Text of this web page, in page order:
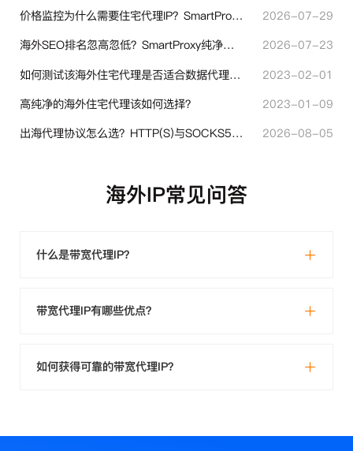
价格监控为什么需要住宅代理IP？SmartProxy助力跨境商家实现全球竞品数据采集
2026-07-29
海外SEO排名忽高忽低？SmartProxy纯净住宅IP助力站点权重稳定
2026-07-23
如何测试该海外住宅代理是否适合数据代理使用？
2023-02-01
高纯净的海外住宅代理该如何选择？
2023-01-09
出海代理协议怎么选？HTTP(S)与SOCKS5核心差异与选型技巧
2026-08-05
海外IP常见问答
什么是带宽代理IP？
带宽代理IP有哪些优点？
如何获得可靠的带宽代理IP？